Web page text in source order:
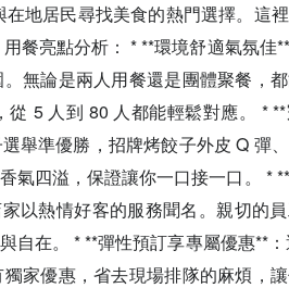
地居民尋找美食的熱門選擇。這
餐亮點分析： * **環境舒適氣氛佳
無論是兩人用餐還是團體聚餐，
5 人到 80 人都能輕鬆對應。 *
舉準優勝，招牌烤餃子外皮 Q 彈
氣四溢，保證讓你一口接一口。 *
以熱情好客的服務聞名。親切的
自在。 * **彈性預訂享專屬優惠**
家優惠，省去現場排隊的麻煩，